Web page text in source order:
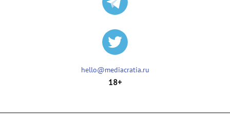
hello@mediacratia.ru
18+